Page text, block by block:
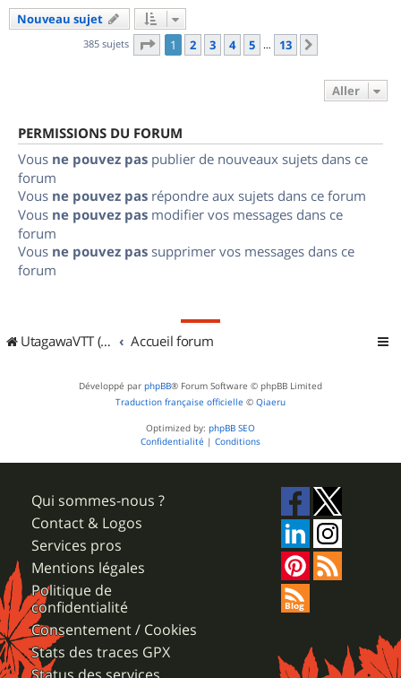
Nouveau sujet
385 sujets Page 1sur
1 2 3 4 5 … 13
Aller
PERMISSIONS DU FORUM
Vous ne pouvez pas publier de nouveaux sujets dans ce
forum
Vous ne pouvez pas répondre aux sujets dans ce forum
Vous ne pouvez pas modifier vos messages dans ce
forum
Vous ne pouvez pas supprimer vos messages dans ce
forum
UtagawaVTT (Randos VTT et VTTAE avec traces GPS) Accueil forum
Développé par phpBB® Forum Software © phpBB Limited
Traduction française officielle © Qiaeru
Optimized by: phpBB SEO
Confidentialité | Conditions
Qui sommes-nous ?
Contact & Logos
Services pros
Mentions légales
Politique de
confidentialité
Consentement / Cookies
Stats des traces GPX